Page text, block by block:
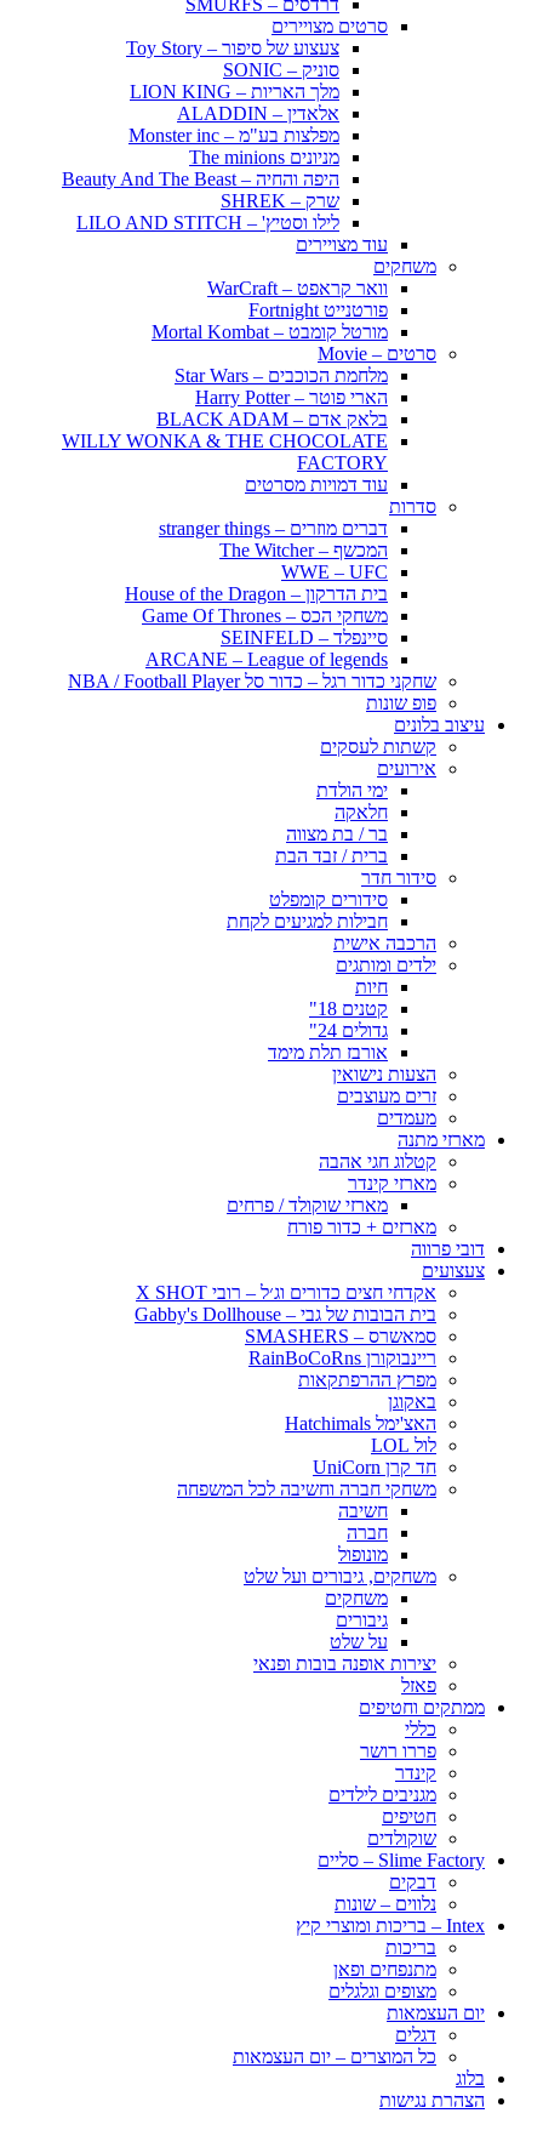
דרדסים – SMURFS
סרטים מצויירים
צעצוע של סיפור – Toy Story
סוניק – SONIC
מלך האריות – LION KING
אלאדין – ALADDIN
מפלצות בע"מ – Monster inc
מניונים The minions
היפה והחיה – Beauty And The Beast
שרק – SHREK
לילו וסטיץ' – LILO AND STITCH
עוד מצויירים
משחקים
וואר קראפט – WarCraft
פורטנייט Fortnight
מורטל קומבט – Mortal Kombat
סרטים – Movie
מלחמת הכוכבים – Star Wars
הארי פוטר – Harry Potter
בלאק אדם – BLACK ADAM
WILLY WONKA & THE CHOCOLATE
FACTORY
עוד דמויות מסרטים
סדרות
דברים מוזרים – stranger things
המכשף – The Witcher
WWE – UFC
בית הדרקון – House of the Dragon
משחקי הכס – Game Of Thrones
סיינפלד – SEINFELD
ARCANE – League of legends
שחקני כדור רגל – כדור סל NBA / Football Player
פופ שונות
עיצוב בלונים
קשתות לעסקים
אירועים
ימי הולדת
חלאקה
בר / בת מצווה
ברית / זבד הבת
סידור חדר
סידורים קומפלט
חבילות למגיעים לקחת
הרכבה אישית
ילדים ומותגים
חיות
קטנים 18"
גדולים 24"
אורבז תלת מימד
הצעות נישואין
זרים מעוצבים
מעמדים
מארזי מתנה
קטלוג חגי אהבה
מארזי קינדר
מארזי שוקולד / פרחים
מארזים + כדור פורח
דובי פרווה
צעצועים
אקדחי חצים כדורים וג׳ל – רובי X SHOT
בית הבובות של גבי – Gabby's Dollhouse
סמאשרס – SMASHERS
ריינבוקורן RainBoCoRns
מפרץ ההרפתקאות
באקוגן
האצ'ימל Hatchimals
לול LOL
חד קרן UniCorn
משחקי חברה וחשיבה לכל המשפחה
חשיבה
חברה
מונופול
משחקים, גיבורים ועל שלט
משחקים
גיבורים
על שלט
יצירות אופנה בובות ופנאי
פאזל
ממתקים וחטיפים
כללי
פררו רושר
קינדר
מגניבים לילדים
חטיפים
שוקולדים
Slime Factory – סליים
דבקים
נלווים – שונות
Intex – בריכות ומוצרי קיץ
בריכות
מתנפחים ופאן
מצופים וגלגלים
יום העצמאות
דגלים
כל המוצרים – יום העצמאות
בלוג
הצהרת נגישות